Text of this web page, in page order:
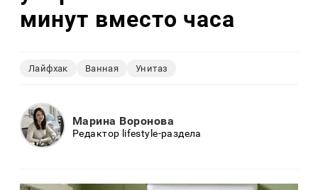
минут вместо часа
Лайфхак Ванная Унитаз
Марина Воронова
Редактор lifestyle-раздела